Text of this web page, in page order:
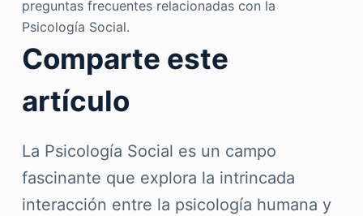
preguntas frecuentes relacionadas con la
Psicología Social.
Comparte este
artículo
La Psicología Social es un campo
fascinante que explora la intrincada
interacción entre la psicología humana y